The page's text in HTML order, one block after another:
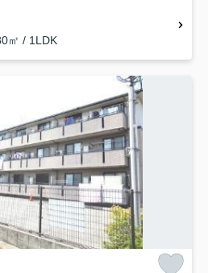
㎡ / 1LDK